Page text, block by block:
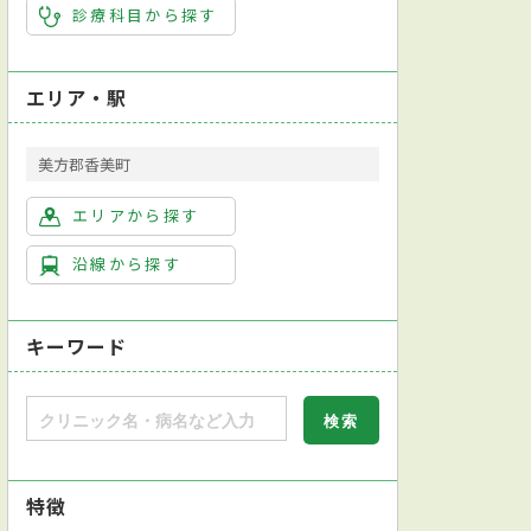
診療科目から探す
エリア・駅
美方郡香美町
エリアから探す
沿線から探す
キーワード
特徴